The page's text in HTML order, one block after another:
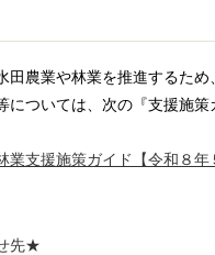
田農業や林業を推進するため
については、次の『支援施
業支援施策ガイド【令和８年
先★